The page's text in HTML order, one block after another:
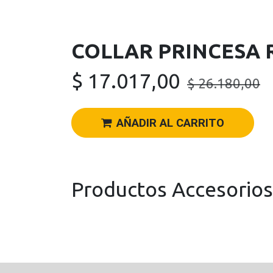
COLLAR PRINCESA
$ 17.017,00 $26.180,00
AÑADIR AL CARRITO
Productos